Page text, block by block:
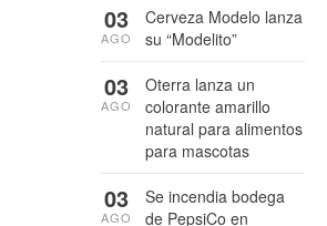
Cerveza Modelo lanza
su “Modelito”
03
AGO
Oterra lanza un
colorante amarillo
natural para alimentos
para mascotas
03
AGO
Se incendia bodega
de PepsiCo en
03
AGO